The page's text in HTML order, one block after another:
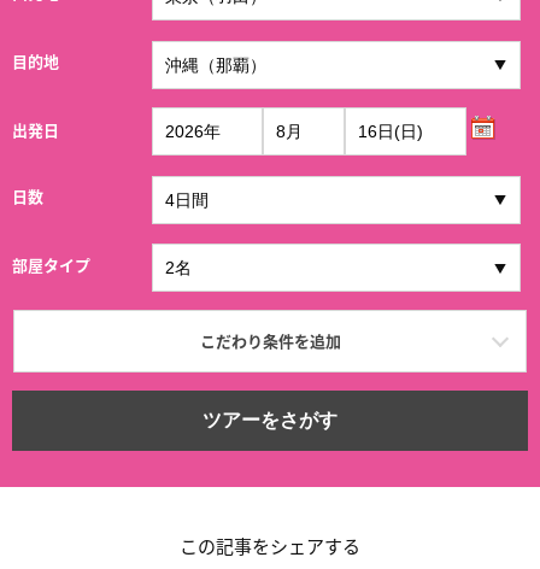
目的地
出発日
日数
部屋タイプ
こだわり条件を追加
ツアーをさがす
この記事をシェアする